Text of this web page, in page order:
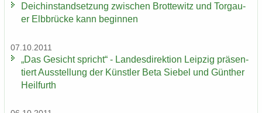
Deich­in­stand­set­zung zwi­schen Brot­te­witz und Tor­gau­
er Elb­brü­cke kann be­gin­nen
07.10.2011
„Das Ge­sicht spricht“ - Lan­des­di­rek­ti­on Leip­zig prä­sen­
tiert Aus­stel­lung der Künst­ler Beta Sie­bel und Gün­ther
Heil­furth